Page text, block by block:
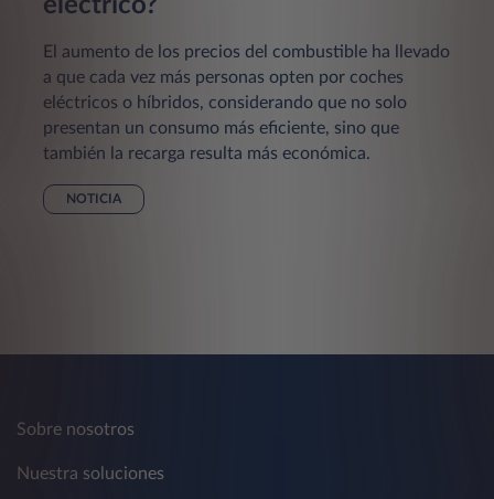
eléctrico?
El aumento de los precios del combustible ha llevado
a que cada vez más personas opten por coches
eléctricos o híbridos, considerando que no solo
presentan un consumo más eficiente, sino que
también la recarga resulta más económica.
NOTICIA
Sobre nosotros
Nuestra soluciones